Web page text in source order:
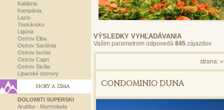
Kalábria
Kampánia
Lazio
Toskánsko
Ligúria
Ostrov Elba
Ostrov Sardínia
Ostrov Ischia
Ostrov Capri
Ostrov Sicília
Liparské ostrovy
HORY A ZIMA
DOLOMITI SUPERSKI
Arabba - Marmolada
VÝSLEDKY VYHĽADÁVANIA
Vašim parametrom odpovedá 845 zájazdov
strana:
CONDOMINIO DUNA